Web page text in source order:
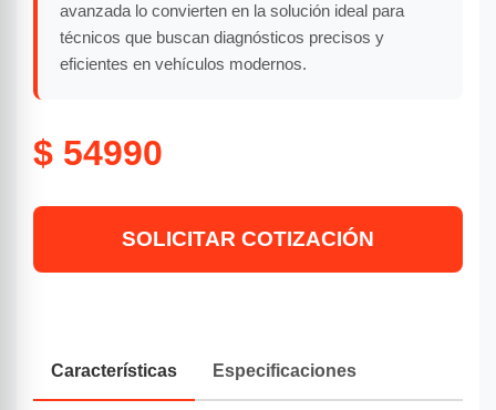
avanzada lo convierten en la solución ideal para
técnicos que buscan diagnósticos precisos y
eficientes en vehículos modernos.
$ 54990
SOLICITAR COTIZACIÓN
Características Especificaciones